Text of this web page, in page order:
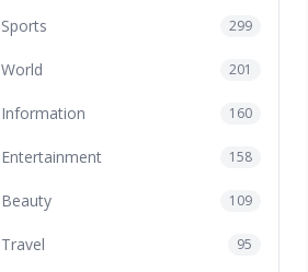
Sports 299
World 201
Information 160
Entertainment 158
Beauty 109
Travel 95